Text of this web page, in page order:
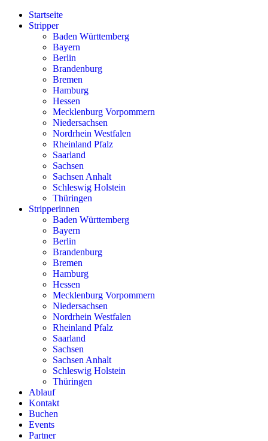
Startseite
Stripper
Baden Württemberg
Bayern
Berlin
Brandenburg
Bremen
Hamburg
Hessen
Mecklenburg Vorpommern
Niedersachsen
Nordrhein Westfalen
Rheinland Pfalz
Saarland
Sachsen
Sachsen Anhalt
Schleswig Holstein
Thüringen
Stripperinnen
Baden Württemberg
Bayern
Berlin
Brandenburg
Bremen
Hamburg
Hessen
Mecklenburg Vorpommern
Niedersachsen
Nordrhein Westfalen
Rheinland Pfalz
Saarland
Sachsen
Sachsen Anhalt
Schleswig Holstein
Thüringen
Ablauf
Kontakt
Buchen
Events
Partner